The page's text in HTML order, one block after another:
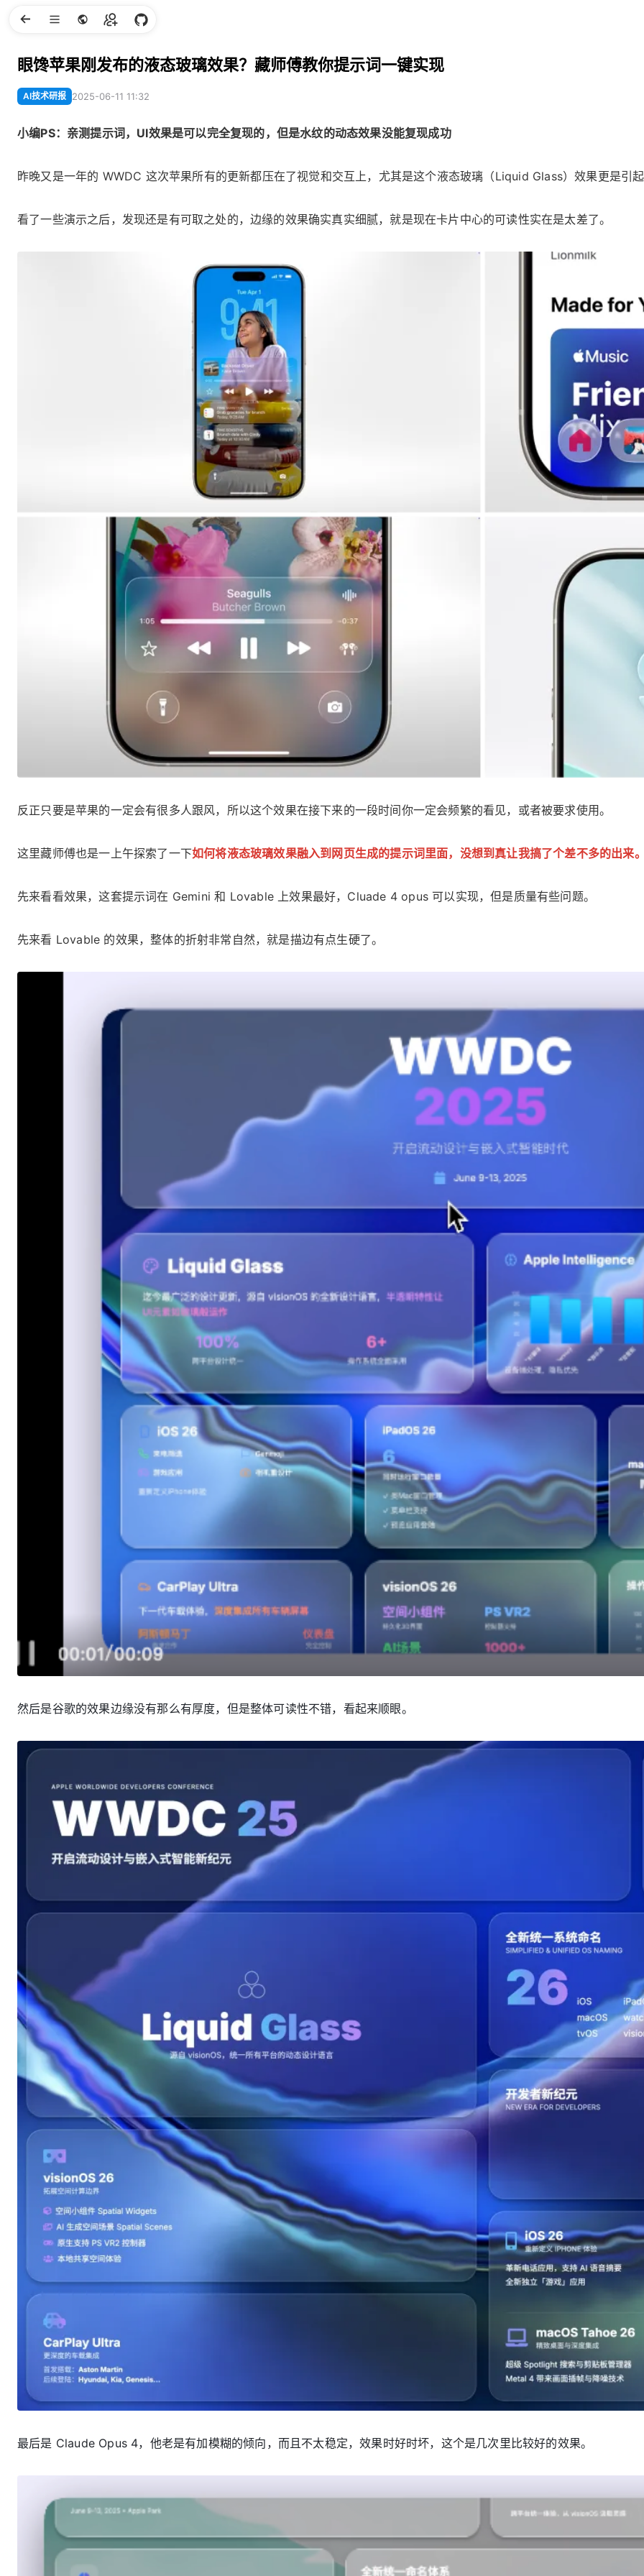
眼馋苹果刚发布的液态玻璃效果？藏师傅教你提示词一键实现
AI技术研报 2025-06-11 11:32
小编PS：亲测提示词，UI效果是可以完全复现的，但是水纹的动态效果没能复现成功
昨晚又是一年的 WWDC 这次苹果所有的更新都压在了视觉和交互上，尤其是这个液态玻璃（Liquid Glass）效果更是引
看了一些演示之后，发现还是有可取之处的，边缘的效果确实真实细腻，就是现在卡片中心的可读性实在是太差了。
反正只要是苹果的一定会有很多人跟风，所以这个效果在接下来的一段时间你一定会频繁的看见，或者被要求使用。
这里藏师傅也是一上午探索了一下如何将液态玻璃效果融入到网页生成的提示词里面，没想到真让我搞了个差不多的出来
先来看看效果，这套提示词在 Gemini 和 Lovable 上效果最好，Cluade 4 opus 可以实现，但是质量有些问题。
先来看 Lovable 的效果，整体的折射非常自然，就是描边有点生硬了。
然后是谷歌的效果边缘没有那么有厚度，但是整体可读性不错，看起来顺眼。
最后是 Claude Opus 4，他老是有加模糊的倾向，而且不太稳定，效果时好时坏，这个是几次里比较好的效果。